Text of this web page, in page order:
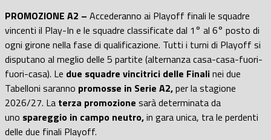
PROMOZIONE A2 – Accederanno ai Playoff finali le squadre
vincenti il Play-In e le squadre classificate dal 1° al 6° posto di
ogni girone nella fase di qualificazione. Tutti i turni di Playoff si
disputano al meglio delle 5 partite (alternanza casa-casa-fuori-
fuori-casa). Le due squadre vincitrici delle Finalinei due
Tabelloni saranno promosse in Serie A2,per la stagione
2026/27. La terza promozione sarà determinata da
uno spareggio in campo neutro,in gara unica, tra le perdenti
delle due finali Playoff.